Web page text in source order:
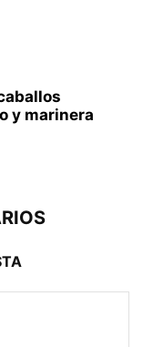
y marinera